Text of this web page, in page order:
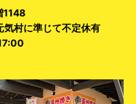
1148
村に準じて不定休有